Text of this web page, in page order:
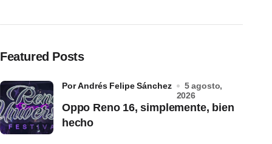
Featured Posts
Oppo Reno 16, simplemente, bien
hecho
por Andrés Felipe Sánchez
5 agosto,
2026